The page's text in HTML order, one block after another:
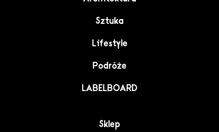
Sztuka
Lifestyle
Podróże
LABELBOARD
Sklep